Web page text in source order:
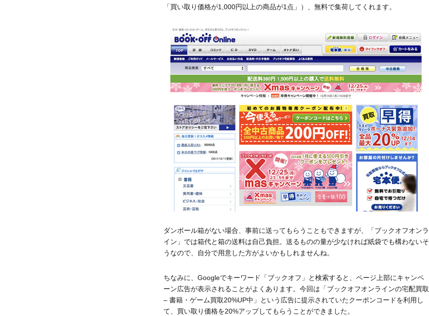
「買い取り価格が1,000円以上の商品が1点」）、無料で集荷してくれます。
ダンボール箱がない場合、事前に送ってもらうこともできますが、「ブックオフオンラ
イン」では箱代と箱の送料は自己負担。送るものの量が少なければ紙袋でも構わないそ
うなので、自分で用意した方がよいかもしれませんね。
ちなみに、Googleでキーワード「ブックオフ」と検索すると、ページ上部にキャンペ
ーン広告が表示されることがよくあります。今回は「ブックオフオンラインの宅配買取
– 書籍・ゲーム買取20%UP中‎」という広告に提示されていたクーポンコードを利用し
て、買い取り価格を20%アップしてもらうことができました。